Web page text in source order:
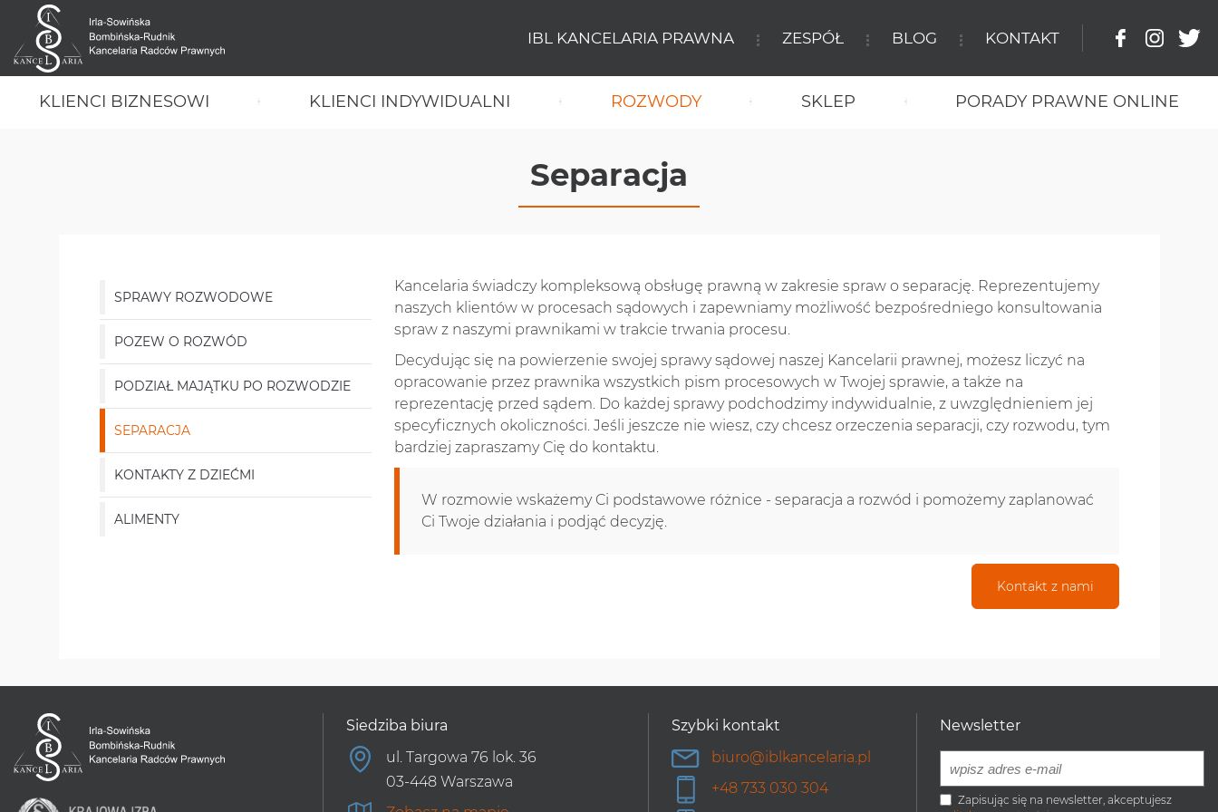
IBL KANCELARIA PRAWNA ZESPÓŁ BLOG KONTAKT
KLIENCI BIZNESOWI KLIENCI INDYWIDUALNI ROZWODY SKLEP PORADY PRAWNE ONLINE
Separacja
Kancelaria świadczy kompleksową obsługę prawną w zakresie spraw o separację. Reprezentujemy
naszych klientów w procesach sądowych i zapewniamy możliwość bezpośredniego konsultowania
spraw z naszymi prawnikami w trakcie trwania procesu.
Decydując się na powierzenie swojej sprawy sądowej naszej Kancelarii prawnej, możesz liczyć na
opracowanie przez prawnika wszystkich pism procesowych w Twojej sprawie, a także na
reprezentację przed sądem. Do każdej sprawy podchodzimy indywidualnie, z uwzględnieniem jej
specyficznych okoliczności. Jeśli jeszcze nie wiesz, czy chcesz orzeczenia separacji, czy rozwodu, tym
bardziej zapraszamy Cię do kontaktu.
W rozmowie wskażemy Ci podstawowe różnice - separacja a rozwód i pomożemy zaplanować
Ci Twoje działania i podjąć decyzję.
Kontakt z nami
SPRAWY ROZWODOWE
POZEW O ROZWÓD
PODZIAŁ MAJĄTKU PO ROZWODZIE
SEPARACJA
KONTAKTY Z DZIEĆMI
ALIMENTY
Siedziba biura
ul. Targowa 76 lok. 36
03-448 Warszawa
Szybki kontakt
biuro@iblkancelaria.pl
+48 733 030 304
Newsletter
Zapisując się na newsletter, akceptujesz